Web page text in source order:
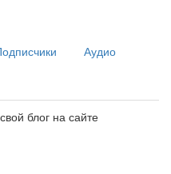
Аудио
блог на сайте